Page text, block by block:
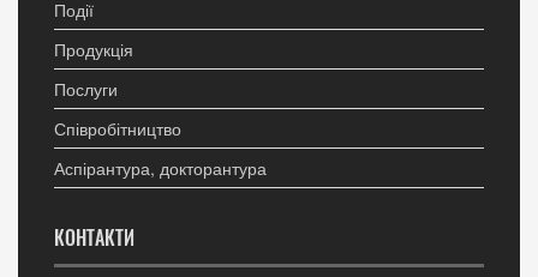
Події
Продукція
Послуги
Співробітництво
Аспірантура, докторантура
КОНТАКТИ